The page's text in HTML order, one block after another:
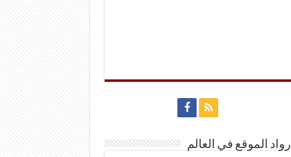
رواد الموقع في العالم